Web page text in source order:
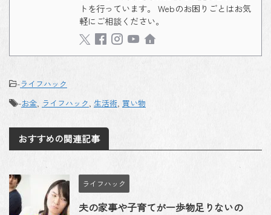
トを行っています。 Webのお困りごとはお気
軽にご相談ください。
-ライフハック
-お金, ライフハック, 生活術, 買い物
おすすめの関連記事
ライフハック
夫の家事や子育てが一歩物足りないの